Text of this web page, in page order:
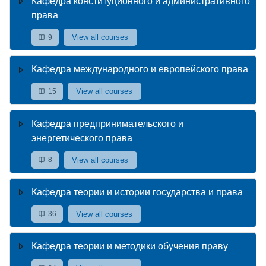
права
9 View all courses
Кафедра международного и европейского права
15 View all courses
Кафедра предпринимательского и
энергетического права
8 View all courses
Кафедра теории и истории государства и права
36 View all courses
Кафедра теории и методики обучения праву